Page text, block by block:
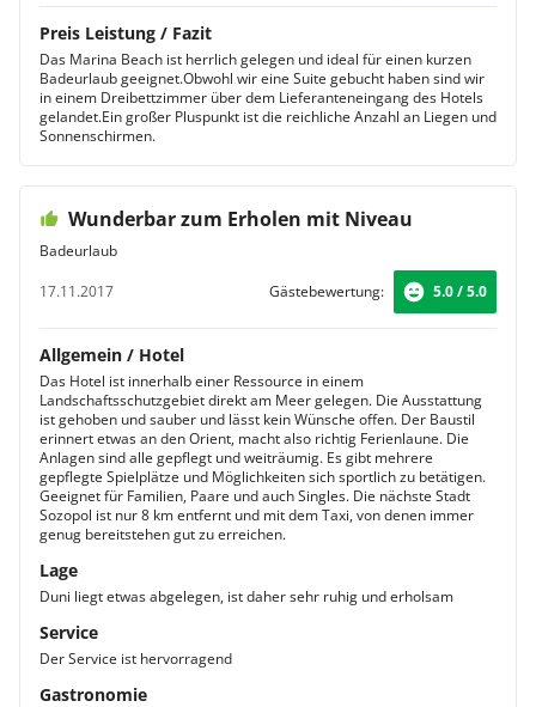
Preis Leistung / Fazit
Das Marina Beach ist herrlich gelegen und ideal für einen kurzen
Badeurlaub geeignet.Obwohl wir eine Suite gebucht haben sind wir
in einem Dreibettzimmer über dem Lieferanteneingang des Hotels
gelandet.Ein großer Pluspunkt ist die reichliche Anzahl an Liegen und
Sonnenschirmen.
Wunderbar zum Erholen mit Niveau
Badeurlaub
17.11.2017
Gästebewertung: 5.0 / 5.0
Allgemein / Hotel
Das Hotel ist innerhalb einer Ressource in einem
Landschaftsschutzgebiet direkt am Meer gelegen. Die Ausstattung
ist gehoben und sauber und lässt kein Wünsche offen. Der Baustil
erinnert etwas an den Orient, macht also richtig Ferienlaune. Die
Anlagen sind alle gepflegt und weiträumig. Es gibt mehrere
gepflegte Spielplätze und Möglichkeiten sich sportlich zu betätigen.
Geeignet für Familien, Paare und auch Singles. Die nächste Stadt
Sozopol ist nur 8 km entfernt und mit dem Taxi, von denen immer
genug bereitstehen gut zu erreichen.
Lage
Duni liegt etwas abgelegen, ist daher sehr ruhig und erholsam
Service
Der Service ist hervorragend
Gastronomie